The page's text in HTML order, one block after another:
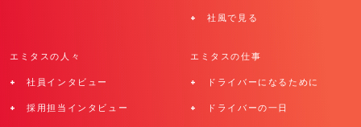
+ 社風で見る
エミタスの人々
+ 社員インタビュー
+ 採用担当インタビュー
エミタスの仕事
+ ドライバーになるために
+ ドライバーの一日